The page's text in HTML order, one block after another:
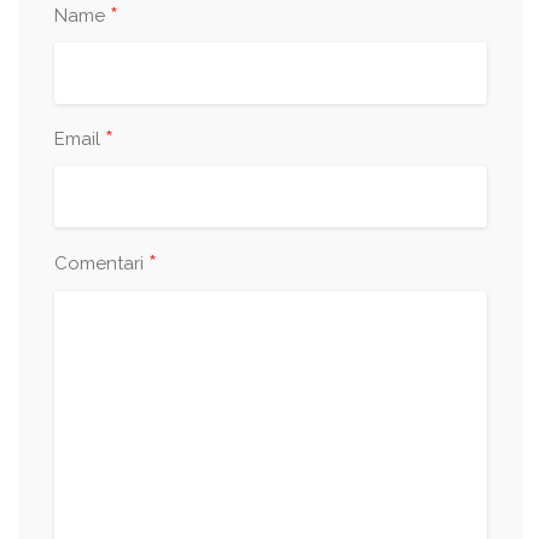
Name *
Email *
Comentari *